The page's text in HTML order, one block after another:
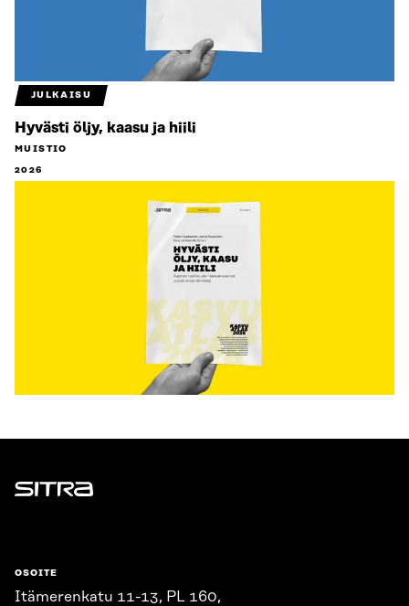
JULKAISU
Hyvästi öljy, kaasu ja hiili
MUISTIO
2026
Sitra
OSOITE
Itämerenkatu 11-13, PL 160,